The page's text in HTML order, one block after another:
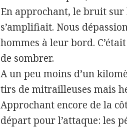
En approchant, le bruit sur
s’amplifiait. Nous
hommes à leur bord.
de sombrer.
A un peu moins d’un
tirs de mitrailleuses mais
Approchant encore de la
départ pour l’attaque: les